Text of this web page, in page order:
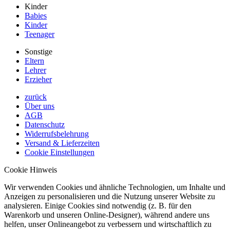
Kinder
Babies
Kinder
Teenager
Sonstige
Eltern
Lehrer
Erzieher
zurück
Über uns
AGB
Datenschutz
Widerrufsbelehrung
Versand & Lieferzeiten
Cookie Einstellungen
Cookie Hinweis
Wir verwenden Cookies und ähnliche Technologien, um Inhalte und
Anzeigen zu personalisieren und die Nutzung unserer Website zu
analysieren. Einige Cookies sind notwendig (z. B. für den
Warenkorb und unseren Online-Designer), während andere uns
helfen, unser Onlineangebot zu verbessern und wirtschaftlich zu